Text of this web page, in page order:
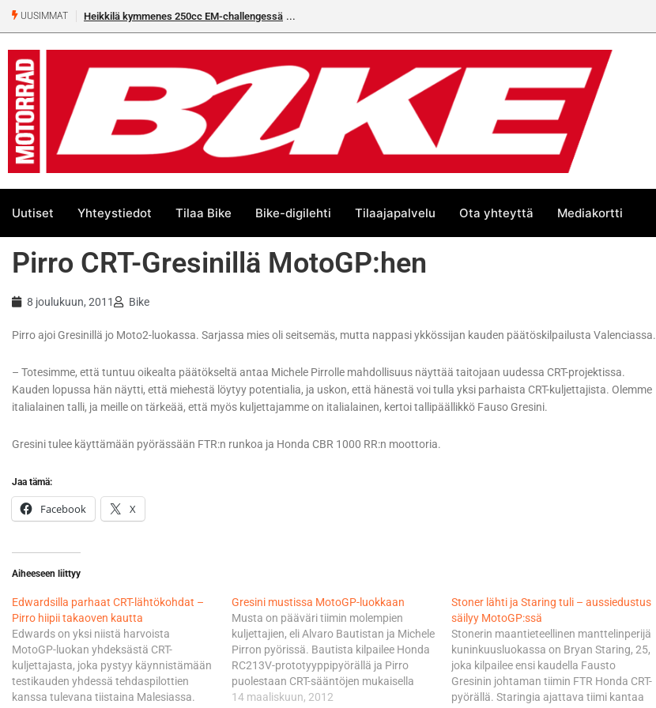
UUSIMMAT Heikkilä kymmenes 250cc EM-challengessä
Uutiset Yhteystiedot Tilaa Bike Bike-digilehti Tilaajapalvelu Ota yhteyttä Mediakortti
Pirro CRT-Gresinillä MotoGP:hen
8 joulukuun, 2011 Bike
Pirro ajoi Gresinillä jo Moto2-luokassa. Sarjassa mies oli seitsemäs, mutta nappasi ykkössijan kauden päätöskilpailusta Valenciassa.
– Totesimme, että tuntuu oikealta päätökseltä antaa Michele Pirrolle mahdollisuus näyttää taitojaan uudessa CRT-projektissa.
Kauden lopussa hän näytti, että miehestä löytyy potentialia, ja uskon, että hänestä voi tulla yksi parhaista CRT-kuljettajista. Olemme
italialainen talli, ja meille on tärkeää, että myös kuljettajamme on italialainen, kertoi tallipäällikkö Fauso Gresini.
Gresini tulee käyttämään pyörässään FTR:n runkoa ja Honda CBR 1000 RR:n moottoria.
Jaa tämä:
Facebook X
Aiheeseen liittyy
Edwardsilla parhaat CRT-lähtökohdat –
Pirro hiipii takaoven kautta
Edwards on yksi niistä harvoista
MotoGP-luokan yhdeksästä CRT-
kuljettajasta, joka pystyy käynnistämään
testikauden yhdessä tehdaspilottien
kanssa tulevana tiistaina Malesiassa.
Gresini mustissa MotoGP-luokkaan
Musta on pääväri tiimin molempien
kuljettajien, eli Alvaro Bautistan ja Michele
Pirron pyörissä. Bautista kilpailee Honda
RC213V-prototyyppipyörällä ja Pirro
puolestaan CRT-sääntöjen mukaisella
FTR-Hondalla, jota vauhdittaa Ten
14 maaliskuun, 2012
Stoner lähti ja Staring tuli – aussiedustus
säilyy MotoGP:ssä
Stonerin maantieteellinen manttelinperijä
kuninkuusluokassa on Bryan Staring, 25,
joka kilpailee ensi kaudella Fausto
Gresinin johtaman tiimin FTR Honda CRT-
pyörällä. Staringia ajattava tiimi kantaa